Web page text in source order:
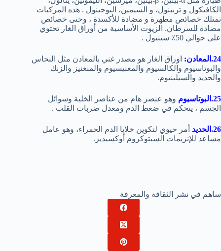
الكافيكول و تربينول، و السيمين، اليوجينول . هذه المركبات
تمتلك خصائص مطهرة و مضادة للأكسدة ، وحتى خصائص
مضادة للسرطان. الزيوت الأساسية من أوراق الغار تحتوي
على حوالي 50٪ سينيول .
24.المعادن:
اوراق الغار هو مصدر غني بالمعادن مثل النحاس
والبوتاسيوم والكالسيوم والمغنيسيوم والمنغنيز والزنك
والحديد والسيلينيوم.
25.البوتاسيوم
وهو عنصر هام من عناصر الخلية وسوائل
الجسم ، يتحكم في ضغط الدم ومعدل ضربات القلب .
26.الحديد
أمر حيوي لتكوين خلايا الدم الحمراء، وهو عامل
مساعد للإنزيمات السيتوكروم أوكسيديز.
ساهم في نشر الثقافة والمعرفة